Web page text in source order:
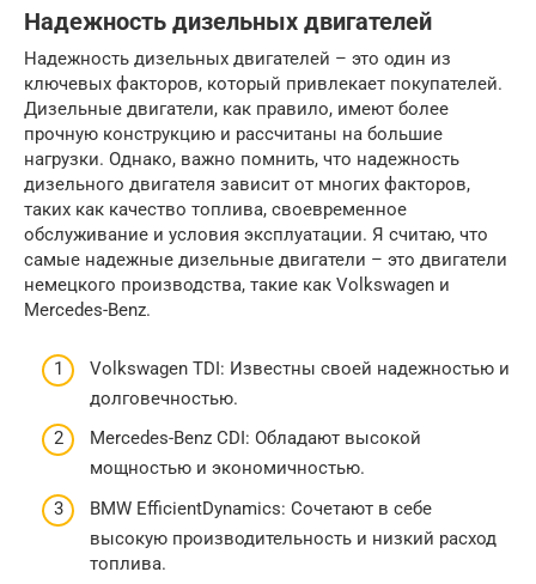
Надежность дизельных двигателей
Надежность дизельных двигателей – это один из
ключевых факторов, который привлекает покупателей.
Дизельные двигатели, как правило, имеют более
прочную конструкцию и рассчитаны на большие
нагрузки. Однако, важно помнить, что надежность
дизельного двигателя зависит от многих факторов,
таких как качество топлива, своевременное
обслуживание и условия эксплуатации. Я считаю, что
самые надежные дизельные двигатели – это двигатели
немецкого производства, такие как Volkswagen и
Mercedes-Benz.
Volkswagen TDI: Известны своей надежностью и
долговечностью.
Mercedes-Benz CDI: Обладают высокой
мощностью и экономичностью.
BMW EfficientDynamics: Сочетают в себе
высокую производительность и низкий расход
топлива.